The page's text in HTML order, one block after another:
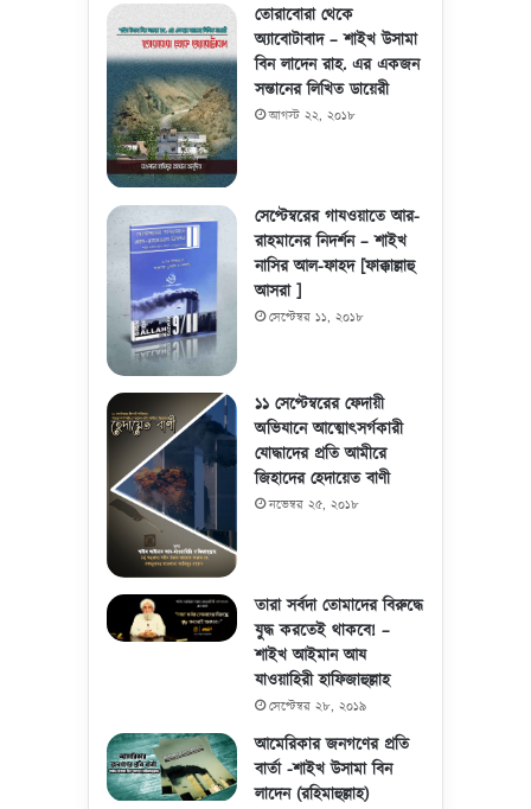
তোরাবোরা থেকে
অ্যাবোটাবাদ – শাইখ উসামা
বিন লাদেন রাহ. এর একজন
সন্তানের লিখিত ডায়েরী
আগস্ট ২২, ২০১৮
সেপ্টেম্বরের গাযওয়াতে আর-
রাহমানের নিদর্শন – শাইখ
নাসির আল-ফাহদ [ফাক্কাল্লাহু
আসরা ]
সেপ্টেম্বর ১১, ২০১৮
১১ সেপ্টেম্বরের ফেদায়ী
অভিযানে আত্মোৎসর্গকারী
যোদ্ধাদের প্রতি আমীরে
জিহাদের হেদায়েত বাণী
নভেম্বর ২৫, ২০১৮
তারা সর্বদা তোমাদের বিরুদ্ধে
যুদ্ধ করতেই থাকবে! –
শাইখ আইমান আয
যাওয়াহিরী হাফিজাহুল্লাহ
সেপ্টেম্বর ২৮, ২০১৯
আমেরিকার জনগণের প্রতি
বার্তা -শাইখ উসামা বিন
লাদেন (রহিমাহুল্লাহ)